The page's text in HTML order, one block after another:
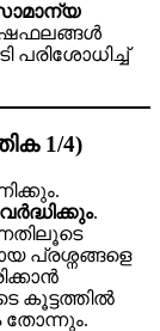
പരിശോധിച്ച്
1/4)
.
പ്രശ്നങ്ങളെ
കൂട്ടത്തിൽ
തോന്നും.